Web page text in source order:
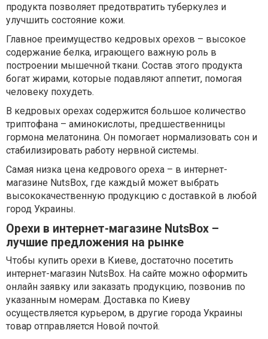
продукта позволяет предотвратить туберкулез и
улучшить состояние кожи.
Главное преимущество кедровых орехов – высокое
содержание белка, играющего важную роль в
построении мышечной ткани. Состав этого продукта
богат жирами, которые подавляют аппетит, помогая
человеку похудеть.
В кедровых орехах содержится большое количество
триптофана – аминокислоты, предшественницы
гормона мелатонина. Он помогает нормализовать сон и
стабилизировать работу нервной системы.
Самая низка цена кедрового ореха – в интернет-
магазине NutsBox, где каждый может выбрать
высококачественную продукцию с доставкой в любой
город Украины.
Орехи в интернет-магазине NutsBox –
лучшие предложения на рынке
Чтобы купить орехи в Киеве, достаточно посетить
интернет-магазин NutsBox. На сайте можно оформить
онлайн заявку или заказать продукцию, позвонив по
указанным номерам. Доставка по Киеву
осуществляется курьером, в другие города Украины
товар отправляется Новой почтой.